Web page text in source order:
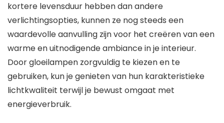
kortere levensduur hebben dan andere
verlichtingsopties, kunnen ze nog steeds een
waardevolle aanvulling zijn voor het creëren van een
warme en uitnodigende ambiance in je interieur.
Door gloeilampen zorgvuldig te kiezen en te
gebruiken, kun je genieten van hun karakteristieke
lichtkwaliteit terwijl je bewust omgaat met
energieverbruik.